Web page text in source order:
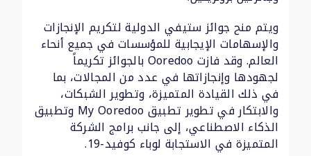
ويتم منح جوائز ستيفي الدولية لتكريم الإنجازات
والإسهامات الإيجابية للمؤسسات في جميع أنحاء
العالم. وقد فازت Ooredoo بالجوائز تكريماً
لجهودها وإنجازاتها في عدد من المجالات، بما
في ذلك القيادة المتميزة، وتطوير الشبكات،
والابتكار في تطوير تطبيق My Ooredoo وتطبيق
الذكاء الاصطناعي، إلى جانب برامج الشركة
المتميزة في الاستجابة لوباء كوفيد-19.